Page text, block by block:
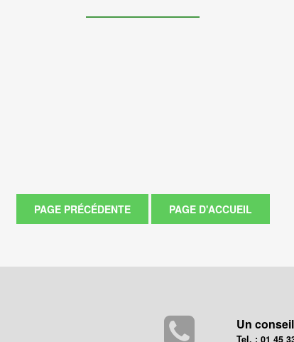
Un
Tel. : 01 45